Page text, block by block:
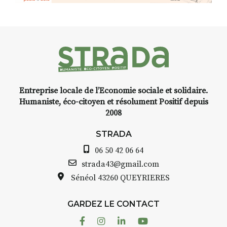
installation temporaire vous
INTERVIEW
avez ouvert une galerie à
Auzon…
Bernard TURLE Le Fumoir n’est
pas une galerie permanente.
AuzonToujours organise
dans le village. Des artistes et
Entreprise locale de l’Economie sociale et solidaire.
Humaniste, éco-citoyen et résolument Positif depuis
2008
STRADA
06 50 42 06 64
strada43@gmail.com
Sénéol 43260 QUEYRIERES
GARDEZ LE CONTACT
FacebookInstagram
LinkedinYoutube